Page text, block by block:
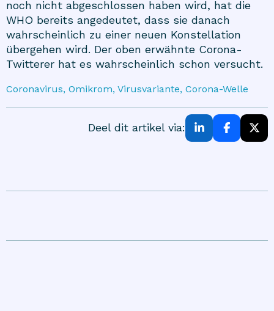
noch nicht abgeschlossen haben wird, hat die
WHO bereits angedeutet, dass sie danach
wahrscheinlich zu einer neuen Konstellation
übergehen wird. Der oben erwähnte Corona-
Twitterer hat es wahrscheinlich schon versucht.
Coronavirus, Omikrom, Virusvariante, Corona-Welle
Deel dit artikel via: